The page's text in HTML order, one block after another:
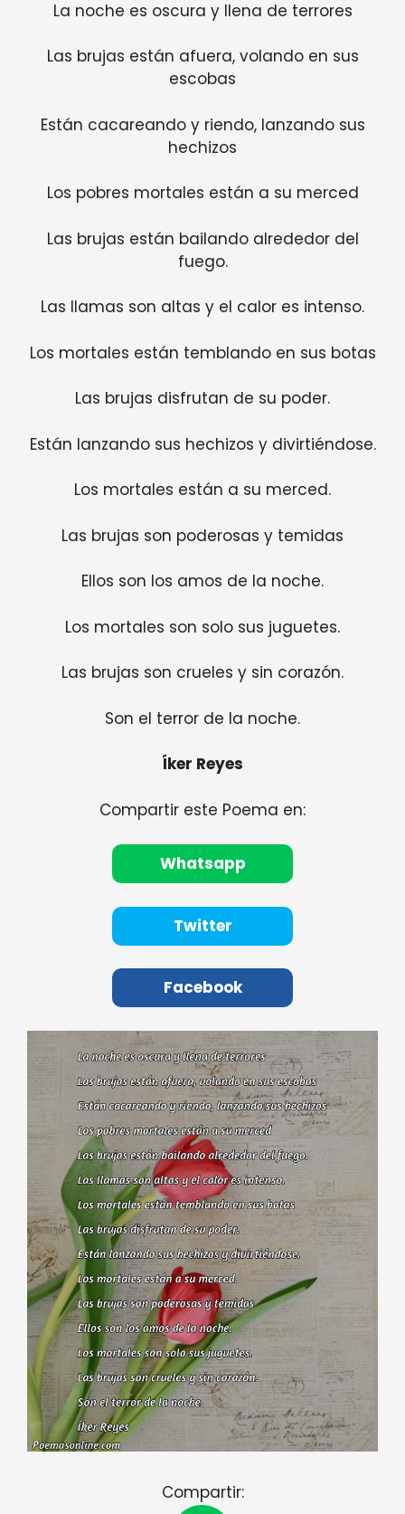
La noche es oscura y llena de terrores
Las brujas están afuera, volando en sus
escobas
Están cacareando y riendo, lanzando sus
hechizos
Los pobres mortales están a su merced
Las brujas están bailando alrededor del
fuego.
Las llamas son altas y el calor es intenso.
Los mortales están temblando en sus botas
Las brujas disfrutan de su poder.
Están lanzando sus hechizos y divirtiéndose.
Los mortales están a su merced.
Las brujas son poderosas y temidas
Ellos son los amos de la noche.
Los mortales son solo sus juguetes.
Las brujas son crueles y sin corazón.
Son el terror de la noche.
Íker Reyes
Compartir este Poema en:
Whatsapp
Twitter
Facebook
Compartir: